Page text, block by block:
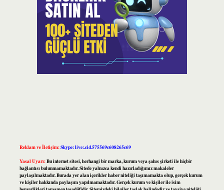
Reklam ve İletişim:Skype: live:.cid.575569c608265c69
Yasal Uyarı:Bu internet sitesi, herhangi bir marka, kurum veya şahıs şirketi ile hiçbir
bağlantısı bulunmamaktadır. Sitede yalnızca kendi hazırladığımız makaleler
paylaşılmaktadır. Burada yer alan içerikler haber niteliği taşımamakta olup, gerçek kurum
ve kişiler hakkında paylaşım yapılmamaktadır. Gerçek kurum ve kişiler ile isim